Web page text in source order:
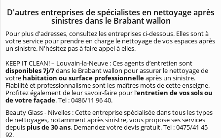
D'autres entreprises de spécialistes en nettoyage après
sinistres dans le Brabant wallon
Pour plus d'adresses, consultez les entreprises ci-dessous. Elles sont à
votre service pour prendre en charge le nettoyage de vos espaces après
un sinistre. N'hésitez pas à faire appel à elles.
KEEP IT CLEAN! – Louvain-la-Neuve : Ces agents d’entretien sont
disponibles 7j/7dans le Brabant wallon pour assurer le nettoyage de
votre habitation ou surface professionnelleaprès un sinistre.
Fiabilité et professionnalismesont les maîtres mots de cette enseigne.
Profitez également de leur savoir-faire pour l’entretien de vossolsou
de votrefaçade. Tel :0486/11 96 40.
Beauty Glass - Nivelles : Cette entreprise spécialisée dans tous les types
de nettoyages, notamment après sinistre, vous propose ses services
depuis plus de 30 ans. Demandez votre devis gratuit. Tel : 0475/41 45
92.